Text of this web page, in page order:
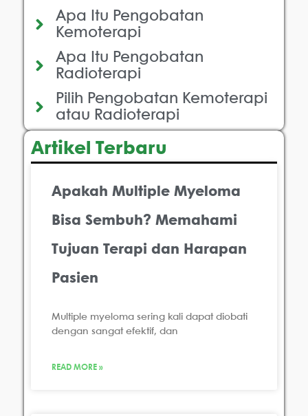
Apa Itu Pengobatan
Kemoterapi
Apa Itu Pengobatan
Radioterapi
Pilih Pengobatan Kemoterapi
atau Radioterapi
Artikel Terbaru
Apakah Multiple Myeloma
Bisa Sembuh? Memahami
Tujuan Terapi dan Harapan
Pasien
Multiple myeloma sering kali dapat diobati
dengan sangat efektif, dan
READ MORE »